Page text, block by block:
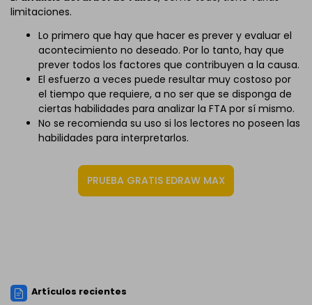
limitaciones.
Lo primero que hay que hacer es prever y evaluar el
acontecimiento no deseado. Por lo tanto, hay que
prever todos los factores que contribuyen a la causa.
El esfuerzo a veces puede resultar muy costoso por
el tiempo que requiere, a no ser que se disponga de
ciertas habilidades para analizar la FTA por sí mismo.
No se recomienda su uso si los lectores no poseen las
habilidades para interpretarlos.
PRUEBA GRATIS EDRAW MAX
Artículos recientes